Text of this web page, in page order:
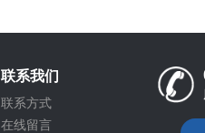
联系我们
联系方式
在线留言